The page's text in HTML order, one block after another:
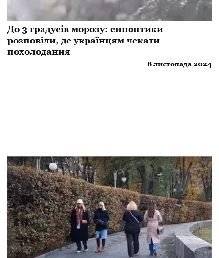
До 3 градусів морозу: синоптики
розповіли, де українцям чекати
похолодання
8 листопада 2024